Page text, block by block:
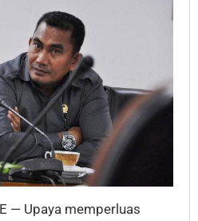
— Upaya memperluas